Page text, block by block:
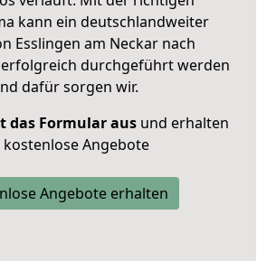
kann ein deutschlandweiter
Esslingen am Neckar nach
durchgeführt werden
dafür sorgen wir.
das Formular ausund erhalten
kostenlose Angebote
Angebote erhalten